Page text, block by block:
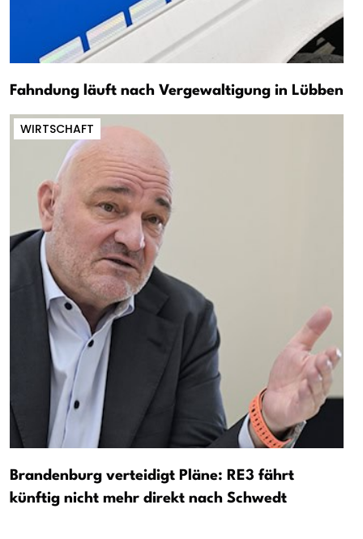
Fahndung läuft nach Vergewaltigung in Lübben
WIRTSCHAFT
Brandenburg verteidigt Pläne: RE3 fährt
künftig nicht mehr direkt nach Schwedt